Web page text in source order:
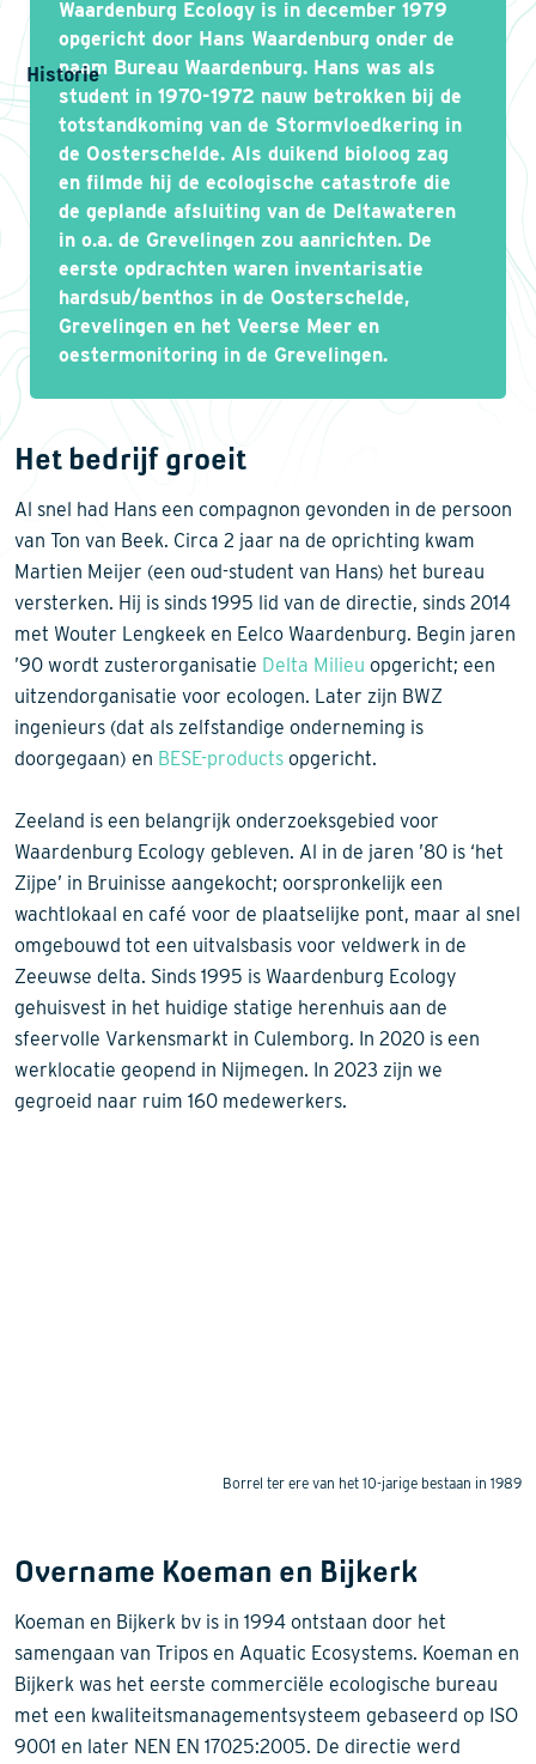
Historie
Waardenburg Ecology is in december 1979
opgericht door Hans Waardenburg onder de
naam Bureau Waardenburg. Hans was als
student in 1970-1972 nauw betrokken bij de
totstandkoming van de Stormvloedkering in
de Oosterschelde. Als duikend bioloog zag
en filmde hij de ecologische catastrofe die
de geplande afsluiting van de Deltawateren
in o.a. de Grevelingen zou aanrichten. De
eerste opdrachten waren inventarisatie
hardsub/benthos in de Oosterschelde,
Grevelingen en het Veerse Meer en
oestermonitoring in de Grevelingen.
Het bedrijf groeit
Al snel had Hans een compagnon gevonden in de persoon
van Ton van Beek. Circa 2 jaar na de oprichting kwam
Martien Meijer (een oud-student van Hans) het bureau
versterken. Hij is sinds 1995 lid van de directie, sinds 2014
met Wouter Lengkeek en Eelco Waardenburg. Begin jaren
’90 wordt zusterorganisatie Delta Milieu opgericht; een
uitzendorganisatie voor ecologen. Later zijn BWZ
ingenieurs (dat als zelfstandige onderneming is
doorgegaan) en BESE-products opgericht.
Zeeland is een belangrijk onderzoeksgebied voor
Waardenburg Ecology gebleven. Al in de jaren ’80 is ‘het
Zijpe’ in Bruinisse aangekocht; oorspronkelijk een
wachtlokaal en café voor de plaatselijke pont, maar al snel
omgebouwd tot een uitvalsbasis voor veldwerk in de
Zeeuwse delta. Sinds 1995 is Waardenburg Ecology
gehuisvest in het huidige statige herenhuis aan de
sfeervolle Varkensmarkt in Culemborg. In 2020 is een
werklocatie geopend in Nijmegen. In 2023 zijn we
gegroeid naar ruim 160 medewerkers.
Borrel ter ere van het 10-jarige bestaan in 1989
Overname Koeman en Bijkerk
Koeman en Bijkerk bv is in 1994 ontstaan door het
samengaan van Tripos en Aquatic Ecosystems. Koeman en
Bijkerk was het eerste commerciële ecologische bureau
met een kwaliteitsmanagementsysteem gebaseerd op ISO
9001 en later NEN EN 17025:2005. De directie werd